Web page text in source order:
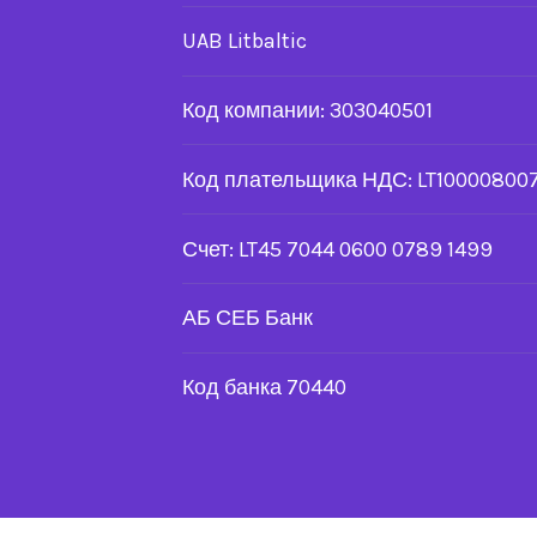
UAB Litbaltic
Код компании: 303040501
Код плательщика НДС:
Счет: LT45 7044 0600 0789 1499
АБ СЕБ Банк
Код банка 70440